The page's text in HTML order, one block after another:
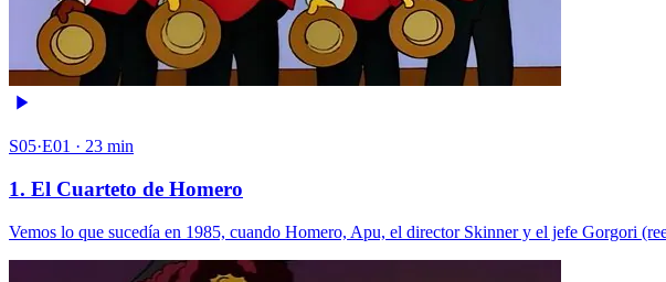
S05·E01 · 23 min
1. El Cuarteto de Homero
Vemos lo que sucedía en 1985, cuando Homero, Apu, el director Skinner y el jefe Gorgori